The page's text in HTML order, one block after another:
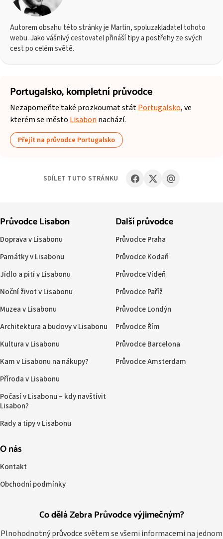
Autorem obsahu této stránky je Martin, spoluzakladatel tohoto
webu. Jako vášnivý cestovatel přináší tipy a postřehy ze svých
cest po celém světě.
Portugalsko,kompletní průvodce
Nezapomeňte také prozkoumat státPortugalsko, ve
kterém se město Lisabon nachází.
Přejít na průvodce Portugalsko
SDÍLET TUTO STRÁNKU
Co dělá Zebra Průvodce výjimečným?
Plnohodnotný průvodce světem se všemi informacemi na jednom
Průvodce Lisabon
Doprava v Lisabonu
Památky v Lisabonu
Jídlo a pití v Lisabonu
Noční život v Lisabonu
Muzea v Lisabonu
Architektura a budovy v Lisabonu
Kultura v Lisabonu
Kam v Lisabonu na nákupy?
Příroda v Lisabonu
Počasí v Lisabonu – kdy navštívit
Lisabon?
Rady a tipy v Lisabonu
Další průvodce
Průvodce Praha
Průvodce Kodaň
Průvodce Vídeň
Průvodce Paříž
Průvodce Londýn
Průvodce Řím
Průvodce Barcelona
Průvodce Amsterdam
O nás
Kontakt
Obchodní podmínky